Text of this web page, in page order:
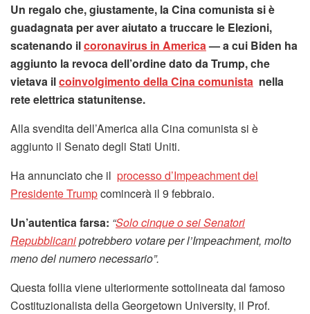
Un regalo che, giustamente, la Cina comunista si è
guadagnata per aver aiutato a truccare le Elezioni,
scatenando ilcoronavirus in America— a cui Biden ha
aggiunto la revoca dell’ordine dato da Trump, che
vietava ilcoinvolgimento della Cina comunista nella
rete elettrica statunitense.
Alla svendita dell’America alla Cina comunista si è
aggiunto il Senato degli Stati Uniti.
Ha annunciato che il processo d’Impeachment del
Presidente Trumpcomincerà il 9 febbraio.
Un’autentica farsa: “Solo cinque o sei Senatori
Repubblicanipotrebbero votare per l’Impeachment, molto
meno del numero necessario”.
Questa follia viene ulteriormente sottolineata dal famoso
Costituzionalista della Georgetown University, il Prof.